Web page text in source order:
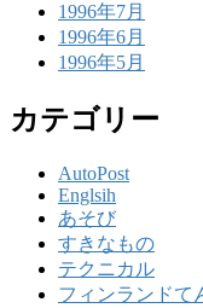
1996年7月
1996年6月
1996年5月
カテゴリー
AutoPost
Englsih
あそび
すきなもの
テクニカル
フィンランドて